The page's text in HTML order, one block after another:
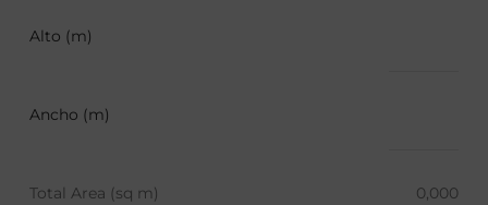
Alto (m)
Ancho (m)
Total Area (sq m) 0,000